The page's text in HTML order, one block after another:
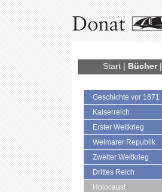
Start| Bücher|
Geschichte vor 1871
Kaiserreich
Erster Weltkrieg
Weimarer Republik
Zweiter Weltkrieg
Drittes Reich
Holocaust